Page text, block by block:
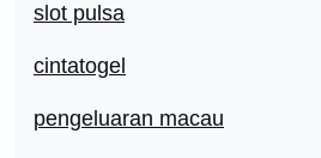
slot pulsa
cintatogel
pengeluaran macau